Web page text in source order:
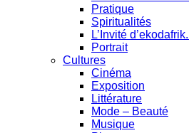
Pratique
Spiritualités
L’Invité
Portrait
Cultures
Cinéma
Exposition
Littérature
Mode – Beauté
Musique